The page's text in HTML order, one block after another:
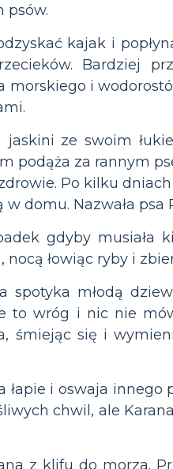
psów.
kajak i
Bardziej
morskiego i
ze swoim
podąża za rannym
Po kilku
domu. Nazwała psa
gdyby musiała
łowiąc ryby i
spotyka młodą
to wróg i nic nie
śmiejąc się i
i oswaja innego
chwil, ale
z klifu do morza.